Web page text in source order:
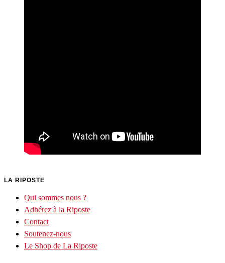
LA RIPOSTE
Qui sommes nous ?
Adhérez à la Riposte
Contact
Soutenez-nous
Le Shop de La Riposte